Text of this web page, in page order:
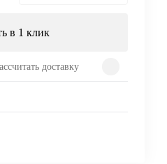
в 1 клик
доставку